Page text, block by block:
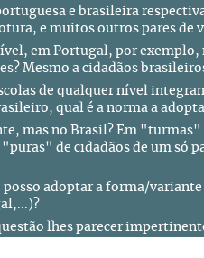
e brasileira
e muitos outros pares de
em Portugal, por
Mesmo a cidadãos
de qualquer nível
qual é a norma a
mas no Brasil? Em
de cidadãos de um só
adoptar a forma/
lhes parecer